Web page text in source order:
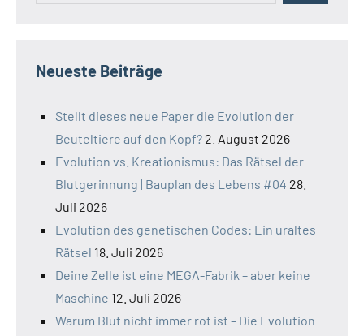
Neueste Beiträge
Stellt dieses neue Paper die Evolution der
Beuteltiere auf den Kopf? 2. August 2026
Evolution vs. Kreationismus: Das Rätsel der
Blutgerinnung | Bauplan des Lebens #04 28.
Juli 2026
Evolution des genetischen Codes: Ein uraltes
Rätsel 18. Juli 2026
Deine Zelle ist eine MEGA-Fabrik – aber keine
Maschine 12. Juli 2026
Warum Blut nicht immer rot ist – Die Evolution